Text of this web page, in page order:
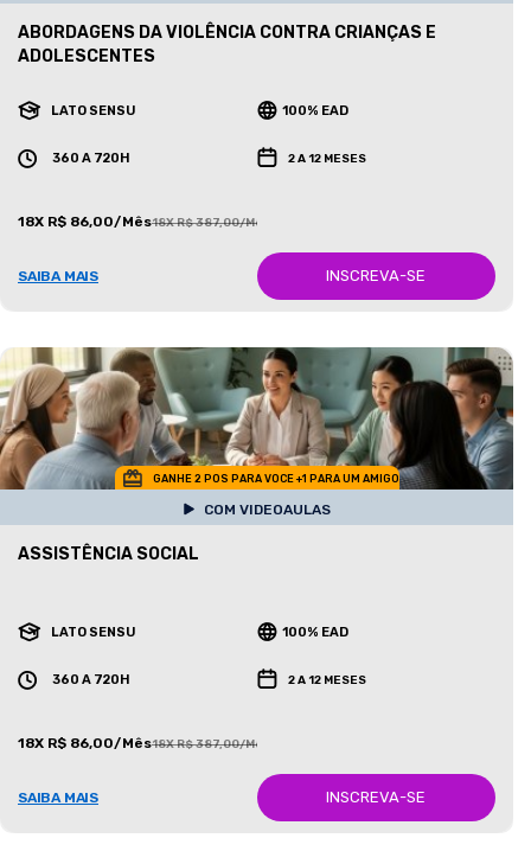
ABORDAGENS DA VIOLÊNCIA CONTRA CRIANÇAS E
ADOLESCENTES
LATO SENSU 100% EAD
360 A 720H 2 A 12 MESES
18X R$ 86,00/Mês18X R$ 387,00/Mês
SAIBA MAIS INSCREVA-SE
GANHE 2 POS PARA VOCE +1 PARA UM AMIGO
COM VIDEOAULAS
ASSISTÊNCIA SOCIAL
LATO SENSU 100% EAD
360 A 720H 2 A 12 MESES
18X R$ 86,00/Mês18X R$ 387,00/Mês
SAIBA MAIS INSCREVA-SE